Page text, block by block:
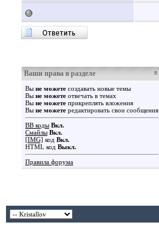
Ваши права в разделе
Вы не можете создавать новые темы
Вы не можете отвечать в темах
Вы не можете прикреплять вложения
Вы не можете редактировать свои сообщения
BB коды Вкл.
Смайлы Вкл.
[IMG] код Вкл.
HTML код Выкл.
Правила форума